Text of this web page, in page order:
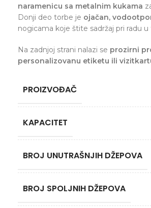
naramenicu sa metalnim kukama
Donji deo torbe je ojačan,
nogicama koje štite sadržaj pri radu
Na zadnjoj strani nalazi se prozirni
personalizovanu etiketu ili
PROIZVOĐAČ
KAPACITET
BROJ UNUTRAŠNJIH DŽEPOVA
BROJ SPOLJNIH DŽEPOVA